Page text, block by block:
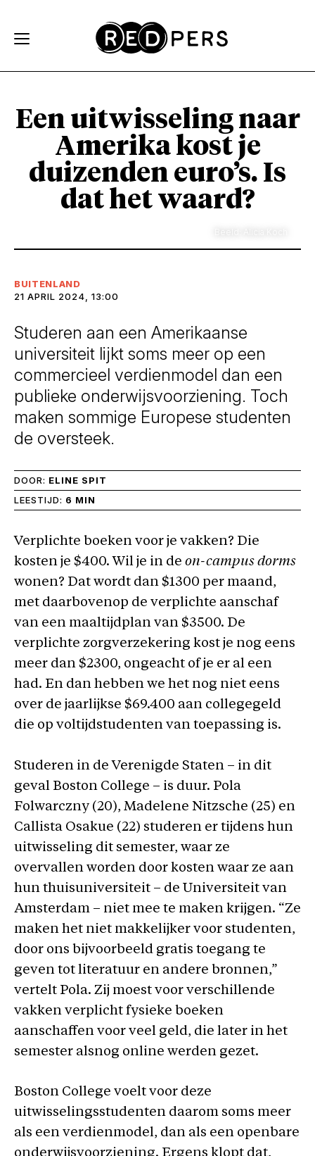
Een uitwisseling naar
Amerika kost je
duizenden euro’s. Is
dat het waard?
BUITENLAND
21 APRIL 2024, 13:00
Studeren aan een Amerikaanse
universiteit lijkt soms meer op een
commercieel verdienmodel dan een
publieke onderwijsvoorziening. Toch
maken sommige Europese studenten
de oversteek.
DOOR: ELINE SPIT
LEESTIJD: 6 MIN
Verplichte boeken voor je vakken? Die
kosten je $400. Wil je in de on-campus dorms
wonen? Dat wordt dan $1300 per maand,
met daarbovenop de verplichte aanschaf
van een maaltijdplan van $3500. De
verplichte zorgverzekering kost je nog eens
meer dan $2300, ongeacht of je er al een
had. En dan hebben we het nog niet eens
over de jaarlijkse $69.400 aan collegegeld
die op voltijdstudenten van toepassing is.
Studeren in de Verenigde Staten – in dit
geval Boston College – is duur. Pola
Folwarczny (20), Madelene Nitzsche (25) en
Callista Osakue (22) studeren er tijdens hun
uitwisseling dit semester, waar ze
overvallen worden door kosten waar ze aan
hun thuisuniversiteit – de Universiteit van
Amsterdam – niet mee te maken krijgen. “Ze
maken het niet makkelijker voor studenten,
door ons bijvoorbeeld gratis toegang te
geven tot literatuur en andere bronnen,”
vertelt Pola. Zij moest voor verschillende
vakken verplicht fysieke boeken
aanschaffen voor veel geld, die later in het
semester alsnog online werden gezet.
Boston College voelt voor deze
uitwisselingsstudenten daarom soms meer
als een verdienmodel, dan als een openbare